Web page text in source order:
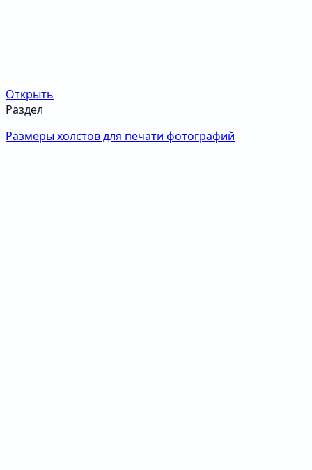
Открыть
Раздел
Размеры холстов для печати фотографий